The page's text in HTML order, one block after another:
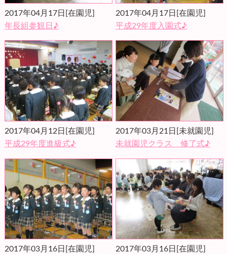
2017年04月17日 [在園児]
年長組参観日♪
2017年04月17日 [在園児]
平成29年度入園式♪
2017年04月12日 [在園児]
平成29年度進級式♪
2017年03月21日 [未就園児]
未就園児クラス 修了式♪
2017年03月16日 [在園児]
2017年03月16日 [在園児]